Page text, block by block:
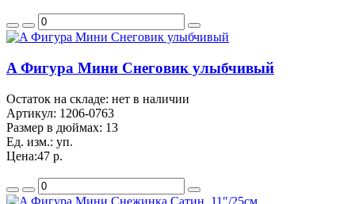
A Фигура Мини Снеговик улыбчивый
Остаток на складе: нет в наличии
Артикул: 1206-0763
Размер в дюймах: 13
Ед. изм.: уп.
Цена:47 р.